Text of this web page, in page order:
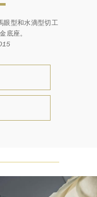
眼型和水滴型切工
底座。